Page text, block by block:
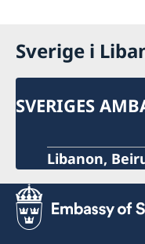
Sverige i
SVERIGES
Libanon,